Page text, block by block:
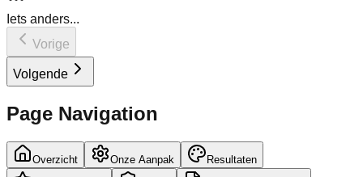
Iets anders...
Vorige
Volgende
Page Navigation
Overzicht Onze Aanpak Resultaten